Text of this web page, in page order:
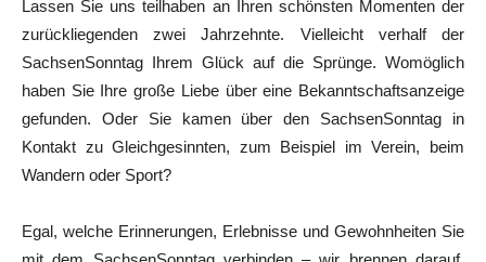
Lassen Sie uns teilhaben an Ihren schönsten Momenten der
zurückliegenden zwei Jahrzehnte. Vielleicht verhalf der
SachsenSonntag Ihrem Glück auf die Sprünge. Womöglich
haben Sie Ihre große Liebe über eine Bekanntschaftsanzeige
gefunden. Oder Sie kamen über den SachsenSonntag in
Kontakt zu Gleichgesinnten, zum Beispiel im Verein, beim
Wandern oder Sport?
Egal, welche Erinnerungen, Erlebnisse und Gewohnheiten Sie